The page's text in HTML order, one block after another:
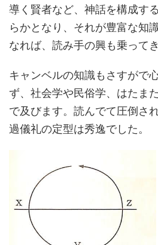
導く賢者など、神話を構成す
らかとなり、それが豊富な知
なれば、読み手の興も乗ってき
キャンベルの知識もさすがで
ず、社会学や民俗学、はたま
で及びます。読んでて圧倒さ
過儀礼の定型は秀逸でした。